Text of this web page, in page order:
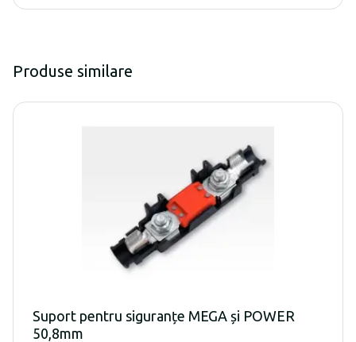
Produse similare
Suport pentru siguranțe MEGA și POWER
50,8mm